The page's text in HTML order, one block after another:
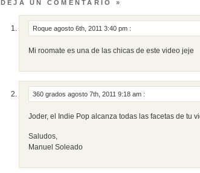
DEJA UN COMENTARIO »
Roque agosto 6th, 2011 3:40 pm :
Mi roomate es una de las chicas de este video jeje
360 grados agosto 7th, 2011 9:18 am :
Joder, el Indie Pop alcanza todas las facetas de tu
Saludos,
Manuel Soleado